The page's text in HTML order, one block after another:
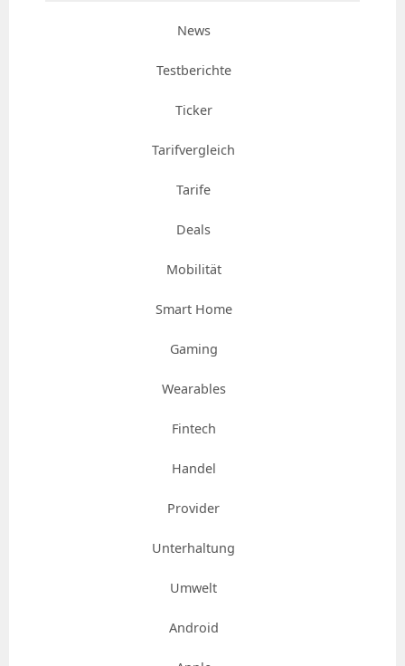
News
Testberichte
Ticker
Tarifvergleich
Tarife
Deals
Mobilität
Smart Home
Gaming
Wearables
Fintech
Handel
Provider
Unterhaltung
Umwelt
Android